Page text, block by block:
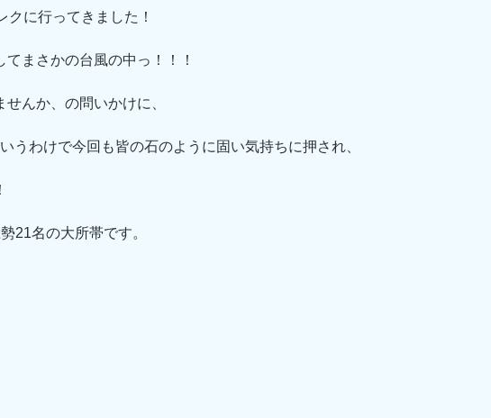
クに行ってきました！
てまさかの台風の中っ！！！
んか、の問いかけに、
うわけで今回も皆の石のように固い気持ちに押され、
21名の大所帯です。